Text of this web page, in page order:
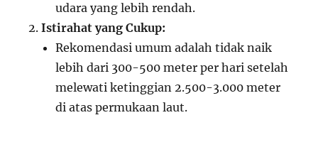
udara yang lebih rendah.
Istirahat yang Cukup:
Rekomendasi umum adalah tidak naik
lebih dari 300-500 meter per hari setelah
melewati ketinggian 2.500-3.000 meter
di atas permukaan laut.